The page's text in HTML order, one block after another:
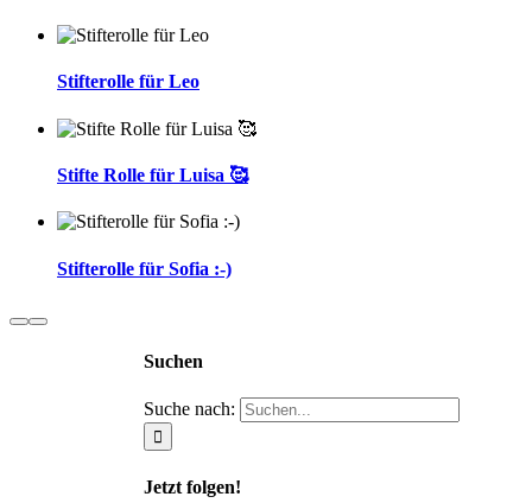
Stifterolle für Leo
Stifte Rolle für Luisa 🥰
Stifterolle für Sofia :-)
Suchen
Suche nach:
Jetzt folgen!